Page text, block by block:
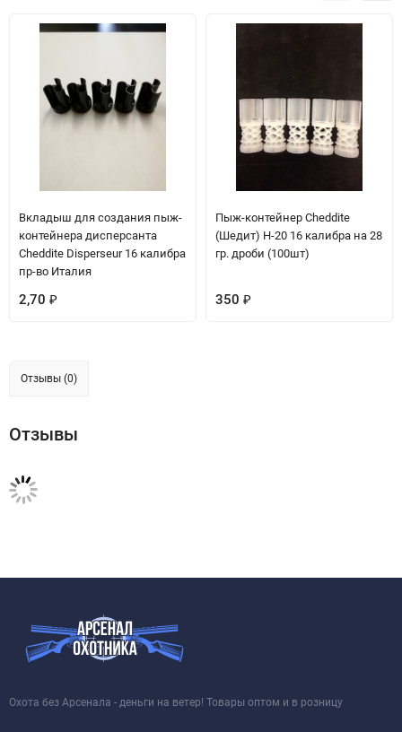
Вкладыш для создания пыж-
контейнера дисперсанта
Cheddite Disperseur 16 калибра
пр-во Италия
2,70 ₽
Пыж-контейнер Cheddite
(Шедит) H-20 16 калибра на 28
гр. дроби (100шт)
350 ₽
Отзывы (0)
Отзывы
Охота без Арсенала - деньги на ветер! Товары оптом и в розницу